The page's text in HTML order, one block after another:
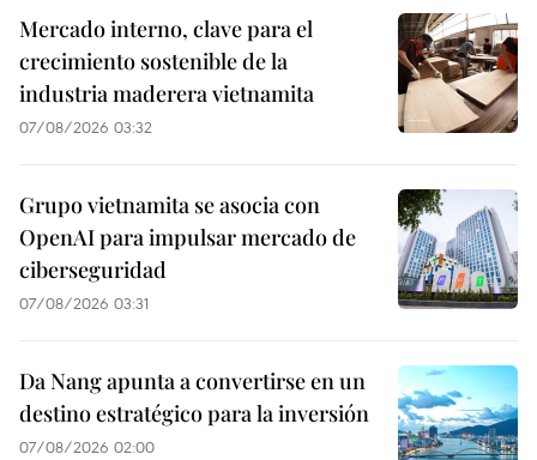
Mercado interno, clave para el
crecimiento sostenible de la
industria maderera vietnamita
07/08/2026 03:32
Grupo vietnamita se asocia con
OpenAI para impulsar mercado de
ciberseguridad
07/08/2026 03:31
Da Nang apunta a convertirse en un
destino estratégico para la inversión
07/08/2026 02:00